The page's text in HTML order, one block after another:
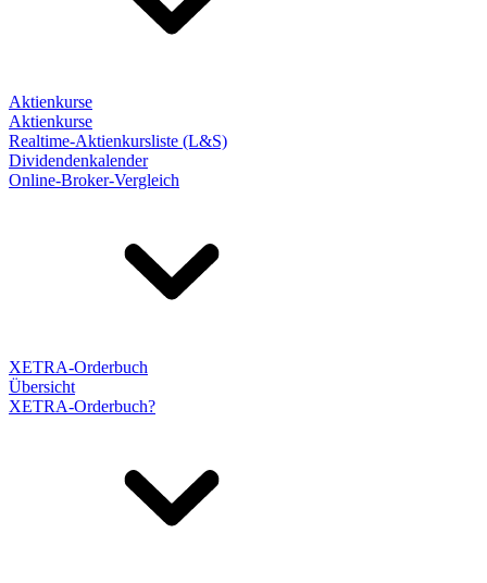
Aktienkurse
Aktienkurse
Realtime-Aktienkursliste (L&S)
Dividendenkalender
Online-Broker-Vergleich
XETRA-Orderbuch
Übersicht
XETRA-Orderbuch?